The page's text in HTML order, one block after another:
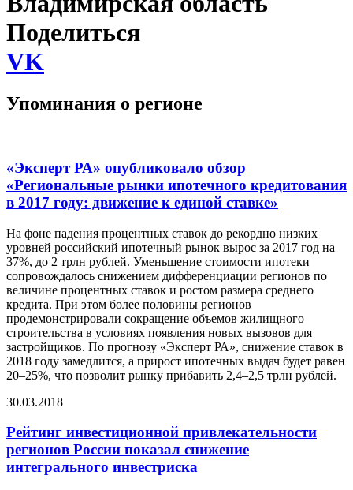
Поделиться
VK
Упоминания о регионе
«Эксперт РА» опубликовало обзор
«Региональные рынки ипотечного кредитования
в 2017 году: движение к единой ставке»
На фоне падения процентных ставок до рекордно низких
уровней российский ипотечный рынок вырос за 2017 год на
37%, до 2 трлн рублей. Уменьшение стоимости ипотеки
сопровождалось снижением дифференциации регионов по
величине процентных ставок и ростом размера среднего
кредита. При этом более половины регионов
продемонстрировали сокращение объемов жилищного
строительства в условиях появления новых вызовов для
застройщиков. По прогнозу «Эксперт РА», снижение ставок в
2018 году замедлится, а прирост ипотечных выдач будет равен
20–25%, что позволит рынку прибавить 2,4–2,5 трлн рублей.
30.03.2018
Рейтинг инвестиционной привлекательности
регионов России показал снижение
интегрального инвестриска